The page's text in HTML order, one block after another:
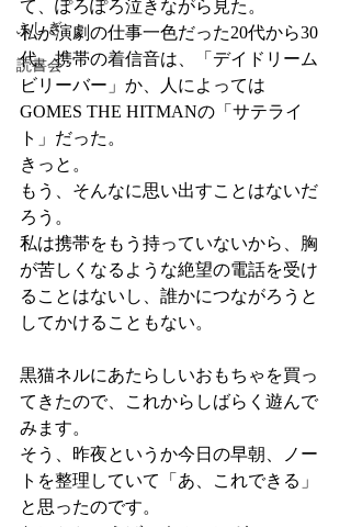
ふしぎ
読書会
て、ぽろぽろ泣きながら見た。
私が演劇の仕事一色だった20代から30
代、携帯の着信音は、「デイドリーム
ビリーバー」か、人によっては
GOMES THE HITMANの「サテライ
ト」だった。
きっと。
もう、そんなに思い出すことはないだ
ろう。
私は携帯をもう持っていないから、胸
が苦しくなるような絶望の電話を受け
ることはないし、誰かにつながろうと
してかけることもない。
黒猫ネルにあたらしいおもちゃを買っ
てきたので、これからしばらく遊んで
みます。
そう、昨夜というか今日の早朝、ノー
トを整理していて「あ、これできる」
と思ったのです。